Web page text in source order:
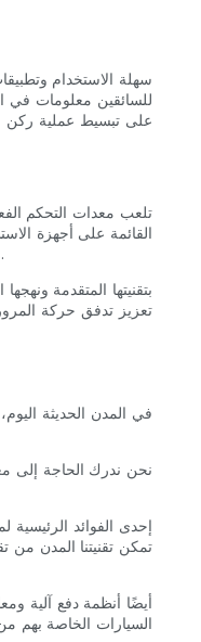
للسائقين معلومات في
تلعب معدات التحكم
متغيرة بناءً على ساعات الذروة أو الموقع، يمكن للمدن تحفيز السائقين على اختيار مناطق أقل ازدحامًا أو خارج ساعات الذروة، مما يؤدي إلى توزيع أكثر توازناً لحركة المرور وتقليل البصمة الكربونية.
تعزيز تدفق حركة
في المدن الحديثة
إحدى الفوائد
تمكن تقنيتنا المدن
السيارات الخاصة بهم